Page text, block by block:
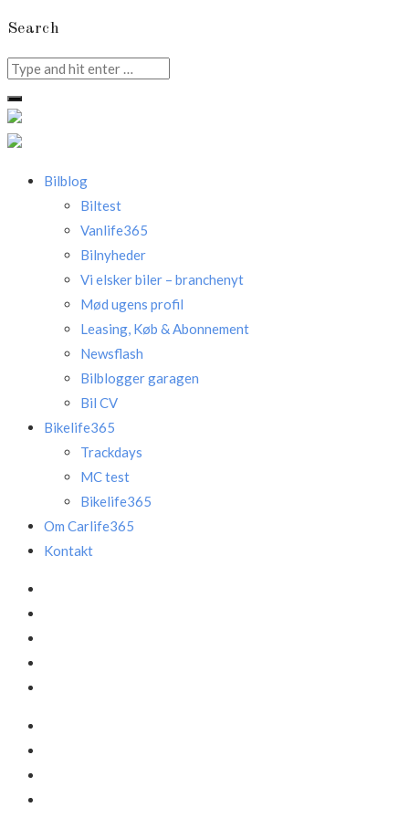
Search
Search
for:
Bilblog
Biltest
Vanlife365
Bilnyheder
Vi elsker biler – branchenyt
Mød ugens profil
Leasing, Køb & Abonnement
Newsflash
Bilblogger garagen
Bil CV
Bikelife365
Trackdays
MC test
Bikelife365
Om Carlife365
Kontakt